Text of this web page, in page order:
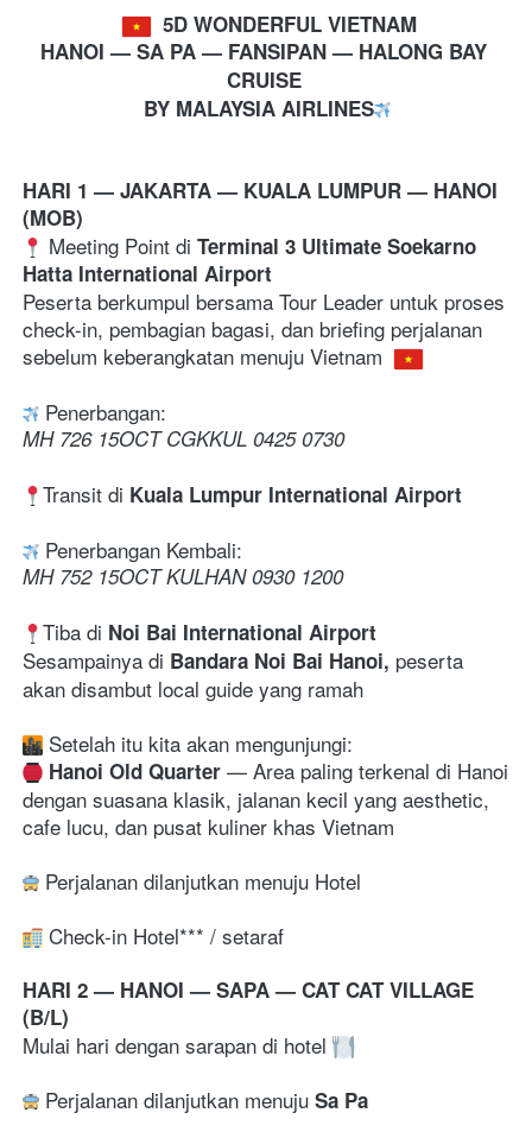
5D WONDERFUL VIETNAM
HANOI — SA PA — FANSIPAN — HALONG BAY
CRUISE
BY MALAYSIA AIRLINES
HARI 1 — JAKARTA — KUALA LUMPUR — HANOI
(MOB)
Meeting Point di Terminal 3 Ultimate Soekarno
Hatta International Airport
Peserta berkumpul bersama Tour Leader untuk proses
check-in, pembagian bagasi, dan briefing perjalanan
sebelum keberangkatan menuju Vietnam
Penerbangan:
MH 726 15OCT CGKKUL 0425 0730
Transit di Kuala Lumpur International Airport
Penerbangan Kembali:
MH 752 15OCT KULHAN 0930 1200
Tiba di Noi Bai International Airport
Sesampainya di Bandara Noi Bai Hanoi, peserta
akan disambut local guide yang ramah
Setelah itu kita akan mengunjungi:
Hanoi Old Quarter — Area paling terkenal di Hanoi
dengan suasana klasik, jalanan kecil yang aesthetic,
cafe lucu, dan pusat kuliner khas Vietnam
Perjalanan dilanjutkan menuju Hotel
Check-in Hotel*** / setaraf
HARI 2 — HANOI — SAPA — CAT CAT VILLAGE
(B/L)
Mulai hari dengan sarapan di hotel
Perjalanan dilanjutkan menuju Sa Pa